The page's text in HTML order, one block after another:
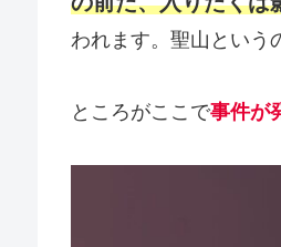
われます。聖山という
ところがここで事件が